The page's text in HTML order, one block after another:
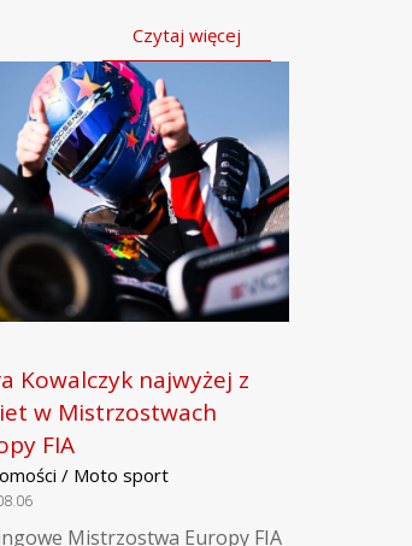
Czytaj więcej
Kowalczyk najwyżej z
w Mistrzostwach
FIA
/ Moto sport
Mistrzostwa Europy FIA